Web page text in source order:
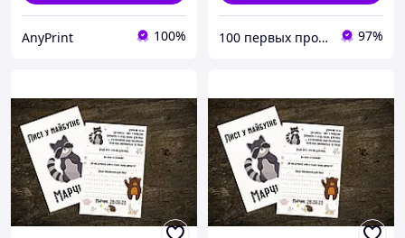
AnyPrint 100% 100 первых продуктов 97%